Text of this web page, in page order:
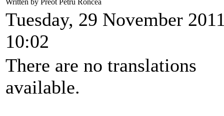
Tuesday, 29 November
10:02
There are no translations
available.